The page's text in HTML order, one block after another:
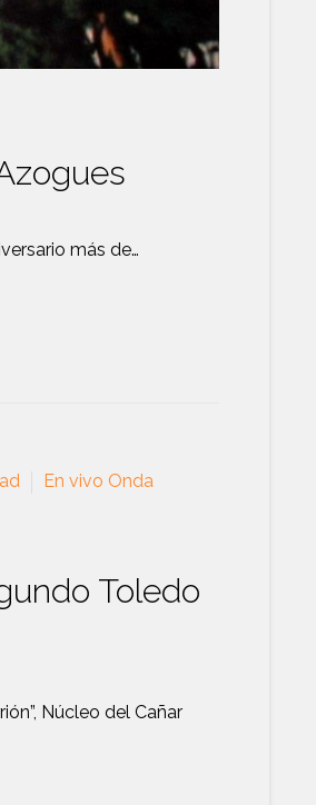
más de…
En vivo Onda
Toledo
Núcleo del Cañar